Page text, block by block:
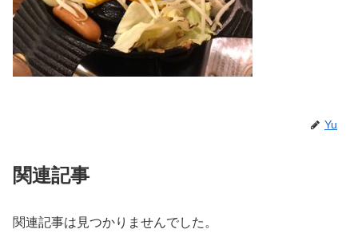
Yu
関連記事
関連記事は見つかりませんでした。